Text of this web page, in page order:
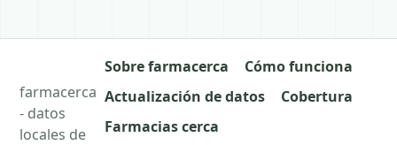
farmacerca
- datos
locales de
Sobre farmacerca
Cómo funciona
Actualización de datos
Cobertura
Farmacias cerca